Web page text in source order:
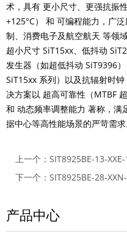
术，具有 更小尺寸、更强抗振
+125°C） 和 可编程能力，广
制、消费电子及航空航天 等领
超小尺寸 SiT15xx、低抖动
发生器（如超低抖动 SiT9396
SiT15xx 系列）以及抗辐射时
决方案以 超高可靠性（MTBF
和 动态频率调整能力 著称，满
据中心等高性能场景的严苛需求
上一个： SIT8925BE-13-
下一个： SIT8925BE-28-
产品中心